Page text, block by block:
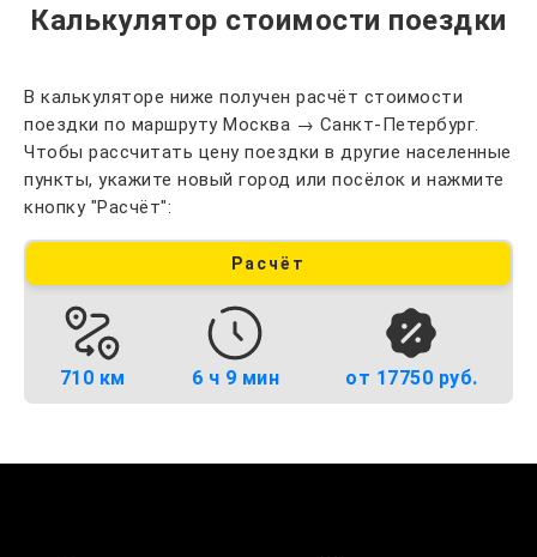
Калькулятор стоимости поездки
В калькуляторе ниже получен расчёт стоимости
поездки по маршруту Москва → Санкт-Петербург.
Чтобы рассчитать цену поездки в другие населенные
пункты, укажите новый город или посёлок и нажмите
кнопку "Расчёт":
Расчёт
710 км 6 ч 9 мин от 17750 руб.